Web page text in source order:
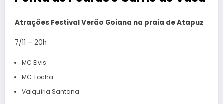
Atrações Festival Verão Goiana na praia de Atapuz
7/11 – 20h
MC Elvis
MC Tocha
Valquíria Santana